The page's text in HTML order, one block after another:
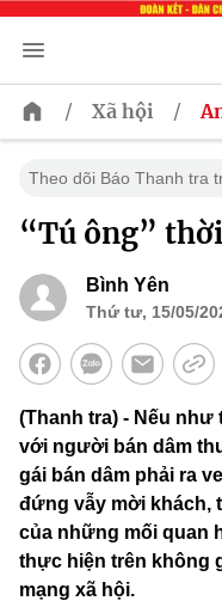
/ Xã hội /
Theo dõi Báo Thanh tra
“Tú ông”
Bình Yên
Thứ tư, 15/05/
(Thanh tra) - Nếu
với người bán dâm
gái bán dâm phải ra
đứng vẫy mời khách,
của những mối quan
thực hiện trên không
mạng xã hội.